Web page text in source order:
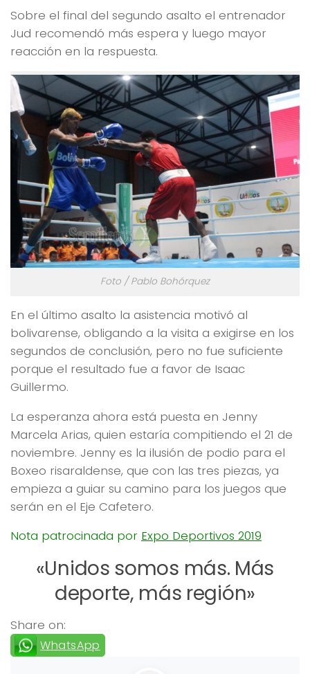
Sobre el final del segundo asalto el entrenador
Jud recomendó más espera y luego mayor
reacción en la respuesta.
Foto / Pablo Bohórquez
En el último asalto la asistencia motivó al
bolivarense, obligando a la visita a exigirse en los
segundos de conclusión, pero no fue suficiente
porque el resultado fue a favor de Isaac
Guillermo.
La esperanza ahora está puesta en Jenny
Marcela Arias, quien estaría compitiendo el 21 de
noviembre. Jenny es la ilusión de podio para el
Boxeo risaraldense, que con las tres piezas, ya
empieza a guiar su camino para los juegos que
serán en el Eje Cafetero.
Nota patrocinada por Expo Deportivos 2019
«Unidos somos más. Más
deporte, más región»
Share on:
WhatsApp